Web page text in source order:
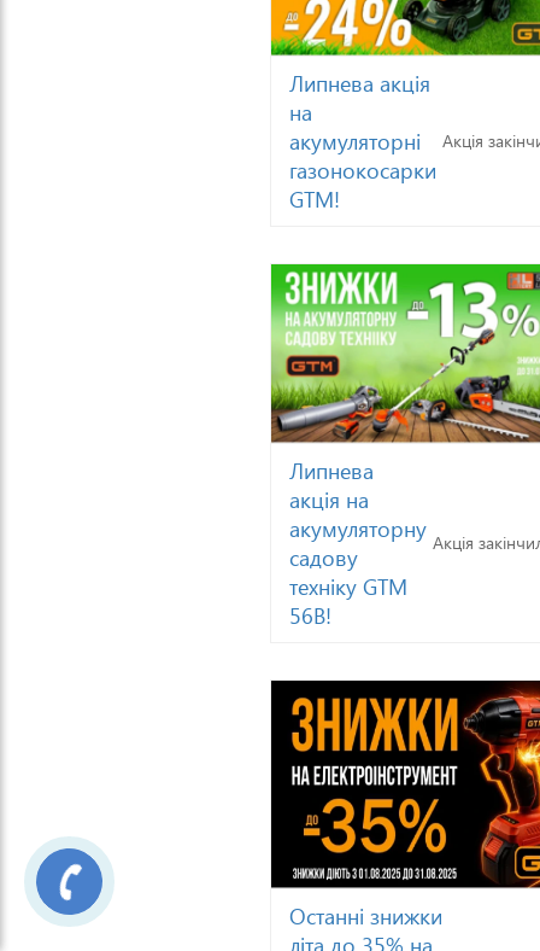
Липнева акція
на
акумуляторні
газонокосарки
GTM!
Акція
Липнева
акція на
акумуляторну
садову
техніку GTM
56В!
Акція
Останні знижки
літа до 35% на